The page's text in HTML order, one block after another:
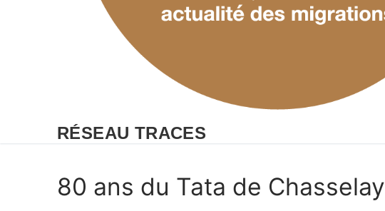
RÉSEAU TRACES
80 ans du Tata de Chasselay